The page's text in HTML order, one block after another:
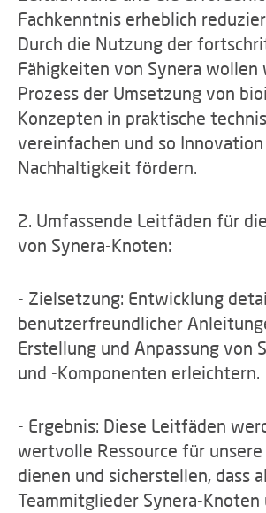
Fachkenntnis erheblich
Durch die Nutzung der
Fähigkeiten von Synera wollen
Prozess der Umsetzung von
Konzepten in praktische
vereinfachen und so
Nachhaltigkeit fördern.
2. Umfassende Leitfäden für
von Synera-Knoten:
- Zielsetzung: Entwicklung
benutzerfreundlicher
Erstellung und Anpassung von
und -Komponenten erleichtern.
- Ergebnis: Diese Leitfäden
wertvolle Ressource für
dienen und sicherstellen, dass
Teammitglieder Synera-Knoten